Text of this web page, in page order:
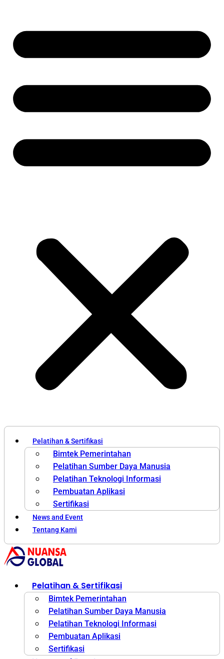
Pelatihan & Sertifikasi
Bimtek Pemerintahan
Pelatihan Sumber Daya Manusia
Pelatihan Teknologi Informasi
Pembuatan Aplikasi
Sertifikasi
News and Event
Tentang Kami
Pelatihan & Sertifikasi
Bimtek Pemerintahan
Pelatihan Sumber Daya Manusia
Pelatihan Teknologi Informasi
Pembuatan Aplikasi
Sertifikasi